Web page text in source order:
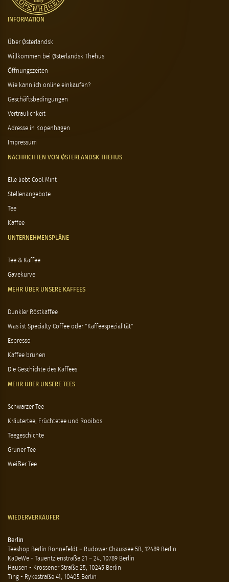
INFORMATION
Über Østerlandsk
Willkommen bei Østerlandsk Thehus
Öffnungszeiten
Wie kann ich online einkaufen?
Geschäftsbedingungen
Vertraulichkeit
Adresse in Kopenhagen
Impressum
NACHRICHTEN VON ØSTERLANDSK THEHUS
Elle liebt Cool Mint
Stellenangebote
Tee
Kaffee
UNTERNEHMENSPLÄNE
Tee & Kaffee
Gavekurve
MEHR ÜBER UNSERE KAFFEES
Dunkler Röstkaffee
Was ist Specialty Coffee oder "Kaffeespezialität"
Espresso
Kaffee brühen
Die Geschichte des Kaffees
MEHR ÜBER UNSERE TEES
Schwarzer Tee
Kräutertee, Früchtetee und Rooibos
Teegeschichte
Grüner Tee
Weißer Tee
WIEDERVERKÄUFER
Berlin
Teeshop Berlin Ronnefeldt – Rudower Chaussee 5B, 12489 Berlin
KaDeWe - Tauentzienstraße 21 – 24, 10789 Berlin
Hausen - Krossener Straße 25, 10245 Berlin
Ting - Rykestraße 41, 10405 Berlin